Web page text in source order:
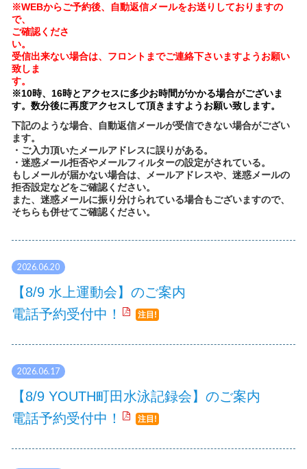
※WEBからご予約後、自動返信メールをお送りしておりますの
で、
ご確認くださ
受信出来ない場合は、フロントまでご連絡下さいますようお願い
致しま
※10時、16時とアクセスに多少お時間がかかる場合がございま
す。数分後に再度アクセスして頂きますようお願い致します。
下記のような場合、自動返信メールが受信できない場合がござい
ます。
・ご入力頂いたメールアドレスに誤りがある。
・迷惑メール拒否やメールフィルターの設定がされている。
もしメールが届かない場合は、メールアドレスや、迷惑メールの
拒否設定などをご確認ください。
また、迷惑メールに振り分けられている場合もございますので、
そちらも併せてご確認ください。
2026.06.20
【8/9 水上運動会】のご案内
電話予約受付中！
注目!
2026.06.17
【8/9 YOUTH町田水泳記録会】のご案内
電話予約受付中！
注目!